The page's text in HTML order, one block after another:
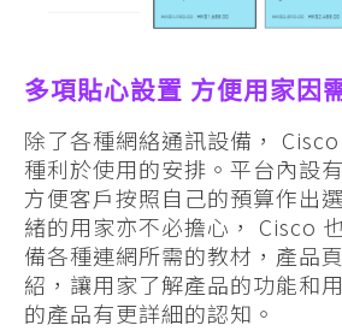
多項貼心設置 方便用家因
除了各種網絡通訊設備，
種利於使用的安排。平台內設
方便客戶按照自己的預算作出
緒的用家亦不必擔心， Cisco
備各種連網所需的教材，產品
紹，讓用家了解產品的功能和
的產品有更詳細的認知。